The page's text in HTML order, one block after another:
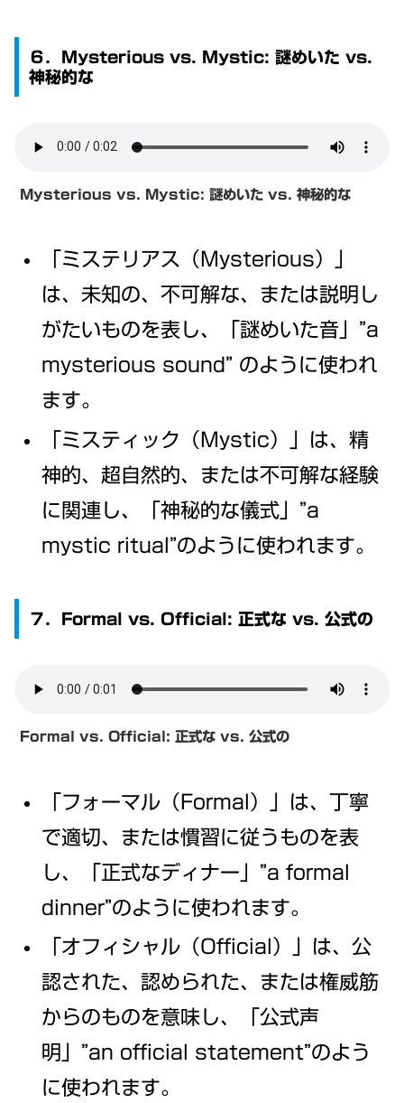
６．Mysterious vs. Mystic: 謎めいた vs.
神秘的な
Mysterious vs. Mystic: 謎めいた vs. 神秘的な
「ミステリアス（Mysterious）」
は、未知の、不可解な、または説明し
がたいものを表し、「謎めいた音」”a
mysterious sound” のように使われ
ます。
「ミスティック（Mystic）」は、精
神的、超自然的、または不可解な経験
に関連し、「神秘的な儀式」”a
mystic ritual”のように使われます。
７．Formal vs. Official: 正式な vs. 公式の
Formal vs. Official: 正式な vs. 公式の
「フォーマル（Formal）」は、丁寧
で適切、または慣習に従うものを表
し、「正式なディナー」”a formal
dinner”のように使われます。
「オフィシャル（Official）」は、公
認された、認められた、または権威筋
からのものを意味し、「公式声
明」”an official statement”のよう
に使われます。